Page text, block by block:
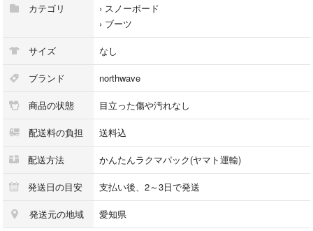
カテゴリ
› スノーボード
› ブーツ
サイズ なし
ブランド northwave
商品の状態 目立った傷や汚れなし
配送料の負担 送料込
配送方法 かんたんラクマパック(ヤマト運輸)
発送日の目安 支払い後、2～3日で発送
発送元の地域 愛知県